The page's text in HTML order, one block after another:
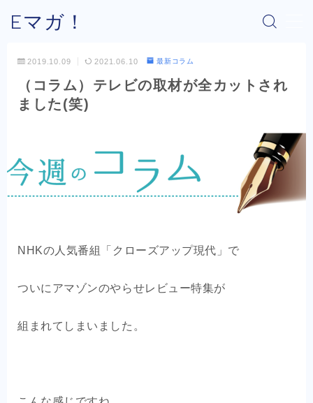
Eマガ！
Eマガ！とは？
公式メルマガ
OEM商品×Yahoo!
OEM商品×楽天
OEM商品×自社EC
2019.10.09 2021.06.10 最新コラム
（コラム）テレビの取材が全カットされ
ました(笑)
NHKの人気番組「クローズアップ現代」で
ついにアマゾンのやらせレビュー特集が
組まれてしまいました。